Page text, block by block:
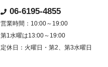
06-6195-4855
営業時間：10:00～19:00
第1水曜は13:00～19:00
定休日：火曜日・第2、第3水曜日